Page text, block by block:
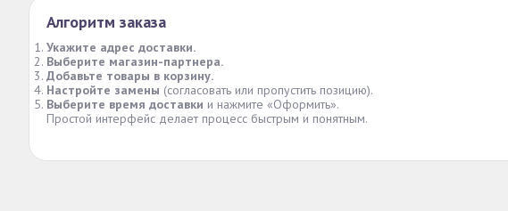
Алгоритм заказа
Укажите адрес доставки.
Выберите магазин-партнера.
Добавьте товары в корзину.
Настройте замены (согласовать или пропустить позицию).
Выберите время доставки и нажмите «Оформить».
Простой интерфейс делает процесс быстрым и понятным.